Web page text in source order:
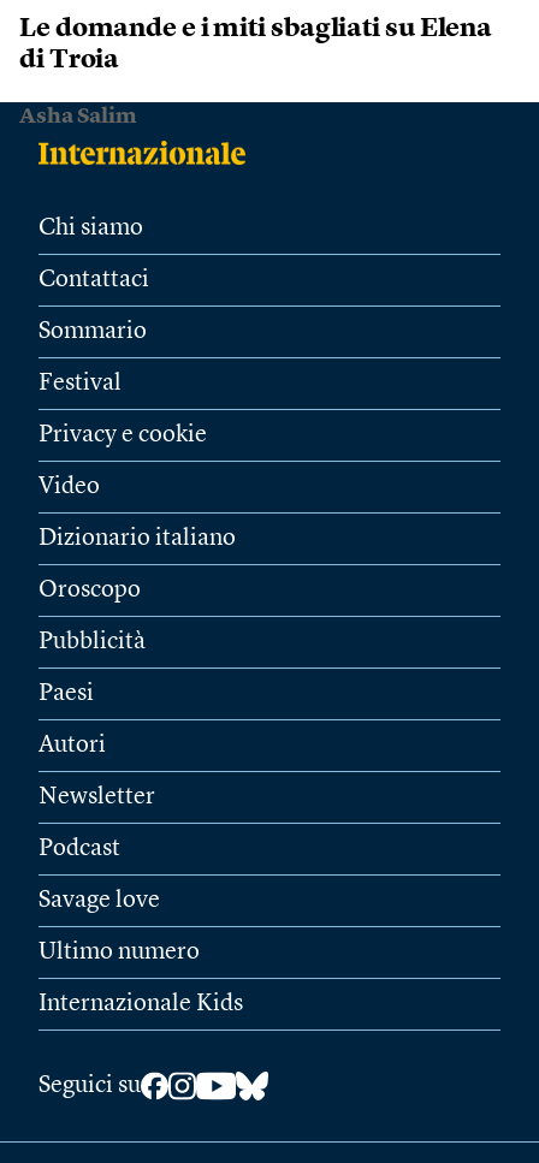
Le domande e i miti sbagliati su Elena
di Troia
Asha Salim
Chi siamo
Contattaci
Sommario
Festival
Privacy e cookie
Video
Dizionario italiano
Oroscopo
Pubblicità
Paesi
Autori
Newsletter
Podcast
Savage love
Ultimo numero
Internazionale Kids
Seguici su